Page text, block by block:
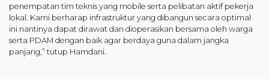
penempatan tim teknis yang mobile serta pelibatan aktif pekerja
lokal. Kami berharap infrastruktur yang dibangun secara optimal
ini nantinya dapat dirawat dan dioperasikan bersama oleh warga
serta PDAM dengan baik agar berdaya guna dalam jangka
panjang,” tutup Hamdani.